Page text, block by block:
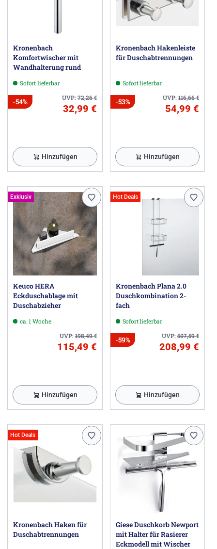
Kronenbach
Komfortwischer mit
Wandhalterung rund
Sofort lieferbar
UVP:72,26€
-54%
32,99 €
Hinzufügen
Kronenbach Hakenleiste
für Duschabtrennungen
Sofort lieferbar
UVP:116,66€
-53%
54,99 €
Hinzufügen
Exklusiv
Keuco HERA
Eckduschablage mit
Duschabzieher
ca. 1 Woche
UVP:198,49€
115,49 €
Hinzufügen
Hot Deals
Kronenbach Plana 2.0
Duschkombination 2-
fach
Sofort lieferbar
UVP:507,59€
-59%
208,99 €
Hinzufügen
Hot Deals
Kronenbach Haken für
Duschabtrennungen
Giese Duschkorb Newport
mit Halter für Rasierer
Eckmodell mit Wischer